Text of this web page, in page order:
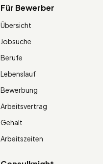
Für Bewerber
Übersicht
Jobsuche
Berufe
Lebenslauf
Bewerbung
Arbeitsvertrag
Gehalt
Arbeitszeiten